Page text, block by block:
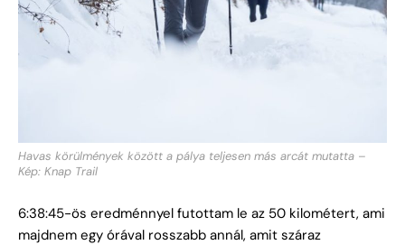
Havas körülmények között a pálya teljesen más arcát mutatta –
Kép: Knap Trail
6:38:45-ös eredménnyel futottam le az 50 kilométert, ami
majdnem egy órával rosszabb annál, amit száraz